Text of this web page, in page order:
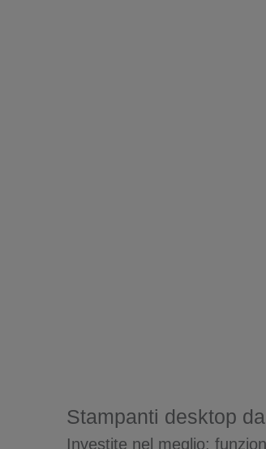
Stampanti desktop
Investite nel meglio: